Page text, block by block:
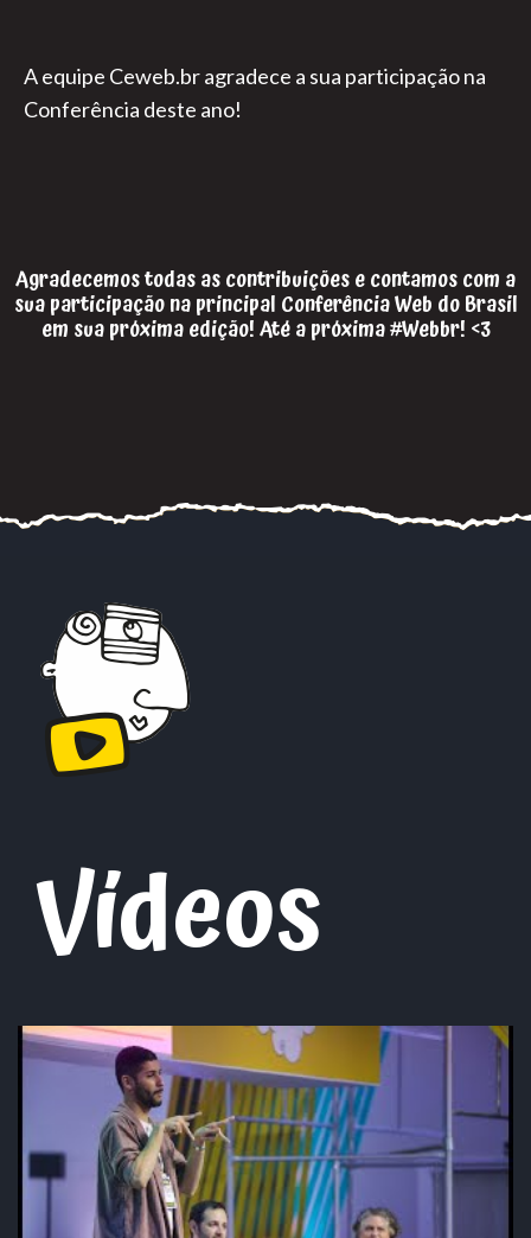
A equipe Ceweb.br agradece a sua participação na
Conferência deste ano!
Agradecemos todas as contribuições e contamos com a
sua participação na principal Conferência Web do Brasil
em sua próxima edição! Até a próxima #Webbr! <3
Vídeos